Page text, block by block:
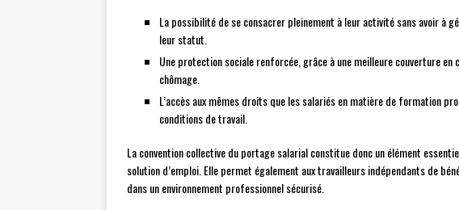
La possibilité de se consacrer pleinement à leur activité sans avoir
leur statut.
Une protection sociale renforcée, grâce à une meilleure couverture en
chômage.
L’accès aux mêmes droits que les salariés en matière de formation
conditions de travail.
La convention collective du portage salarial constitue donc un élément
solution d’emploi. Elle permet également aux travailleurs indépendants de
dans un environnement professionnel sécurisé.